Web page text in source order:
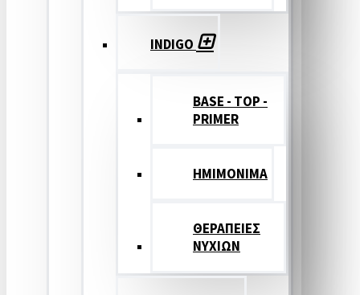
INDIGO
BASE - TOP -
PRIMER
HMIMONIMA
ΘΕΡΑΠΕΙΕΣ
ΝΥΧΙΩΝ